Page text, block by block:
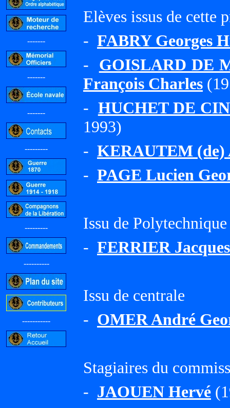
-------
-------
-------
---------
---------
----------
-----------
Elèves issus de cette
- FABRY Georges
- GOISLARD DE
François Charles
- HUCHET DE
1993)
- KERAUTEM
- PAGE Lucien
Issu de Polytechnique
- FERRIER
Issu de centrale
- OMER André
Stagiaires du
- JAOUEN Hervé